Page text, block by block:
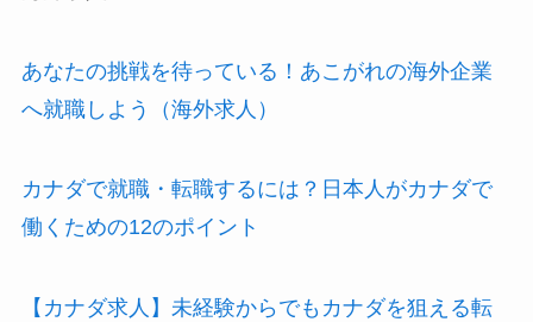
あなたの挑戦を待っている！あこがれの海外企業
へ就職しよう（海外求人）
カナダで就職・転職するには？日本人がカナダで
働くための12のポイント
【カナダ求人】未経験からでもカナダを狙える転